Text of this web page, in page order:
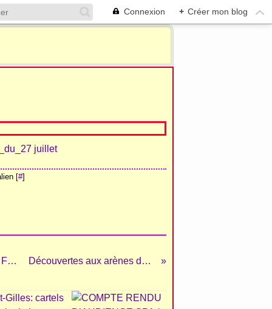
Connexion + Créer mon blog
[#]
VENDANGES : LES CARTELS OFFICIELS DE LA FERIA DE NÎMES Découvertes aux arènes de Béziers...